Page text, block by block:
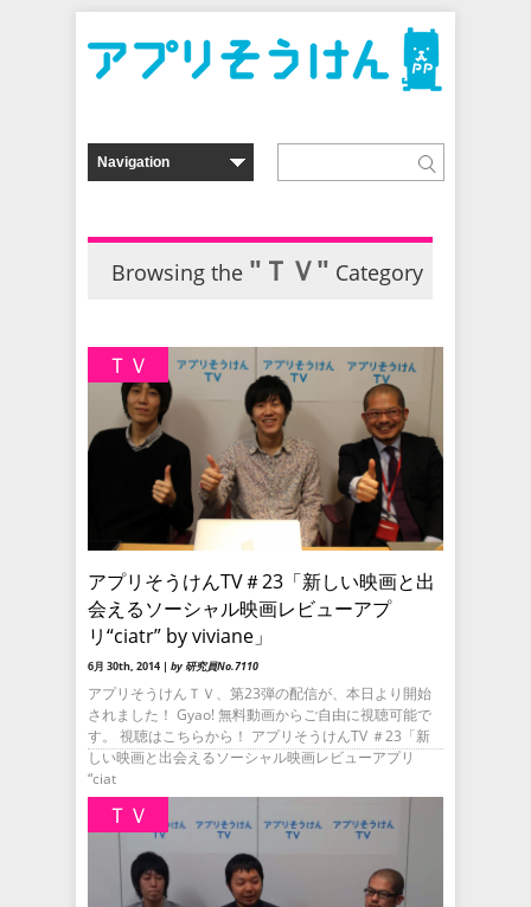
Browsing the "ＴＶ" Category
ＴＶ
アプリそうけんTV＃23「新しい映画と出
会えるソーシャル映画レビューアプ
リ“ciatr” by viviane」
6月 30th, 2014 | by 研究員No.7110
アプリそうけんＴＶ、第23弾の配信が、本日より開始
されました！ Gyao! 無料動画からご自由に視聴可能で
す。 視聴はこちらから！ アプリそうけんTV ＃23「新
しい映画と出会えるソーシャル映画レビューアプリ
“ciat
ＴＶ